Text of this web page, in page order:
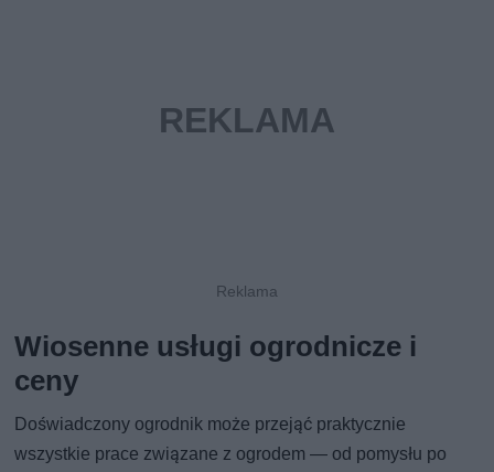
Wiosenne usługi ogrodnicze i
ceny
Doświadczony ogrodnik może przejąć praktycznie
wszystkie prace związane z ogrodem — od pomysłu po